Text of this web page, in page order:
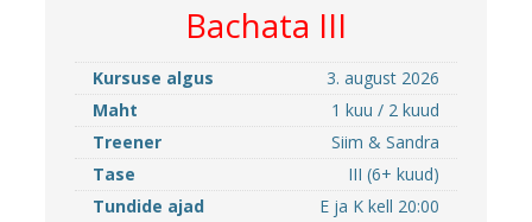
Bachata III
Kursuse algus
3. august 2026
Maht
1 kuu / 2 kuud
Treener
Siim & Sandra
Tase
III (6+ kuud)
Tundide ajad
E ja K kell 20:00